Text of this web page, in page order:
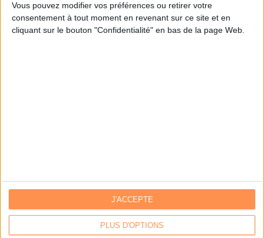
Vous pouvez modifier vos préférences ou retirer votre
consentement à tout moment en revenant sur ce site et en
cliquant sur le bouton "Confidentialité" en bas de la page Web.
PLUS D'OPTIONS
J'ACCEPTE
Je m'inscris sur Archimag.com
Communiquer avec Archimag|Communiquer avec ACE